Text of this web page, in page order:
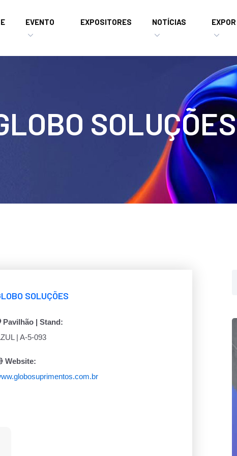
EVENTO EXPOSITORES NOTÍCIAS EXPOR
SOLUÇÕES
SOLUÇÕES
Pavilhão | Stand:
| A-5-093
Website: